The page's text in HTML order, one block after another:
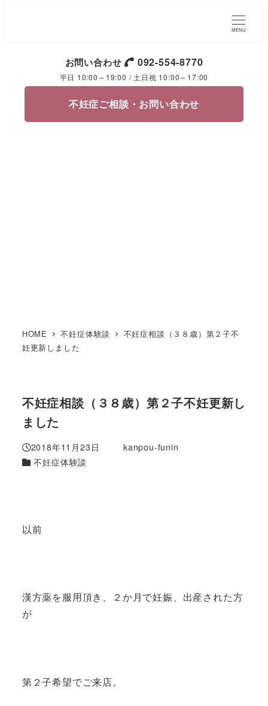
MENU
お問い合わせ 092-554-8770
平日 10:00～19:00 / 土日祝 10:00～17:00
不妊症ご相談・お問い合わせ
HOME 不妊症体験談
不妊症相談（３８歳）第２子不
妊更新しました
不妊症相談（３８歳）第２子不妊更新し
ました
投稿日
2018年11月23日
kanpou-funin
カテゴリー
不妊症体験談
以前
漢方薬を服用頂き、２か月で妊娠、出産された方
が
第２子希望でご来店。